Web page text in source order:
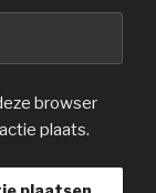
browser
plaats.